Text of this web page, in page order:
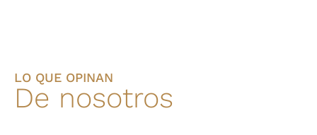
LO QUE OPINAN
De nosotros